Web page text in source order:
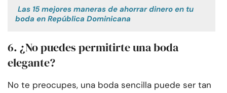
Las 15 mejores maneras de ahorrar dinero en tu
boda en República Dominicana
6. ¿No puedes permitirte una boda
elegante?
No te preocupes, una boda sencilla puede ser tan